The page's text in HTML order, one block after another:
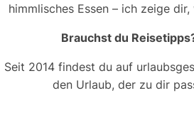
himmlisches Essen – ich zeige dir,
Brauchst du
Seit 2014 findest du auf
den Urlaub, der zu dir